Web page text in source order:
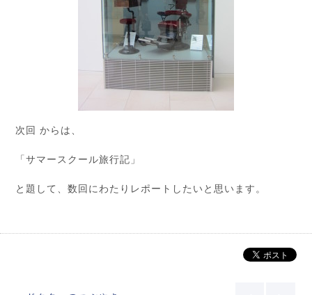
次回 からは、
「サマースクール旅行記」
と題して、数回にわたりレポートしたいと思います。